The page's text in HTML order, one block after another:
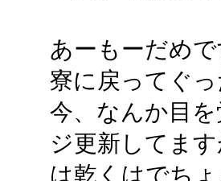
あーもーだめ
寮に戻ってぐ
今、なんか目
ジ更新してま
は乾くはでち